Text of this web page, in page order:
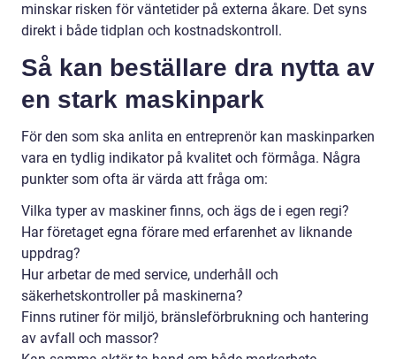
minskar risken för väntetider på externa åkare. Det syns
direkt i både tidplan och kostnadskontroll.
Så kan beställare dra nytta av
en stark maskinpark
För den som ska anlita en entreprenör kan maskinparken
vara en tydlig indikator på kvalitet och förmåga. Några
punkter som ofta är värda att fråga om:
Vilka typer av maskiner finns, och ägs de i egen regi?
Har företaget egna förare med erfarenhet av liknande
uppdrag?
Hur arbetar de med service, underhåll och
säkerhetskontroller på maskinerna?
Finns rutiner för miljö, bränsleförbrukning och hantering
av avfall och massor?